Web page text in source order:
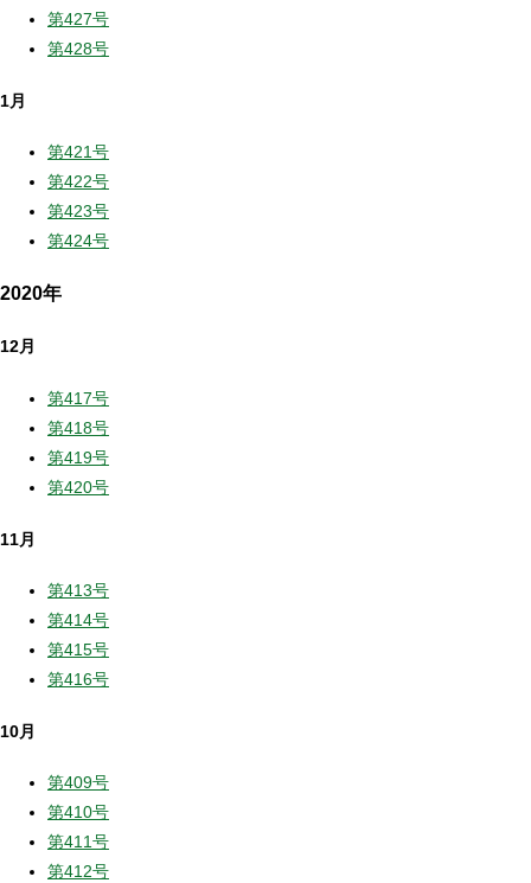
第427号
第428号
1月
第421号
第422号
第423号
第424号
2020年
12月
第417号
第418号
第419号
第420号
11月
第413号
第414号
第415号
第416号
10月
第409号
第410号
第411号
第412号